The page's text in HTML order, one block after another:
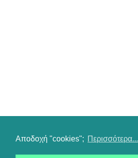
Αποδοχή "cookies"; Περισσότερα...